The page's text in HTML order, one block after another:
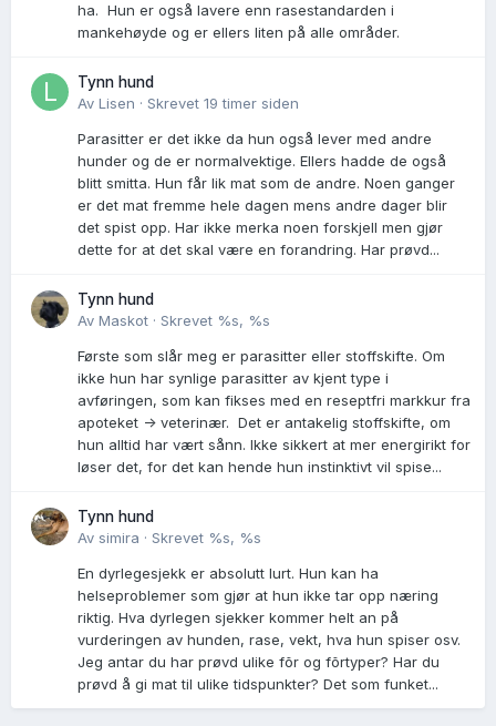
ha. Hun er også lavere enn rasestandarden i
mankehøyde og er ellers liten på alle områder.
Tynn hund
Av Lisen · Skrevet 19 timer siden
Parasitter er det ikke da hun også lever med andre
hunder og de er normalvektige. Ellers hadde de også
blitt smitta. Hun får lik mat som de andre. Noen ganger
er det mat fremme hele dagen mens andre dager blir
det spist opp. Har ikke merka noen forskjell men gjør
dette for at det skal være en forandring. Har prøvd...
Tynn hund
Av Maskot · Skrevet %s, %s
Første som slår meg er parasitter eller stoffskifte. Om
ikke hun har synlige parasitter av kjent type i
avføringen, som kan fikses med en reseptfri markkur fra
apoteket -> veterinær. Det er antakelig stoffskifte, om
hun alltid har vært sånn. Ikke sikkert at mer energirikt for
løser det, for det kan hende hun instinktivt vil spise...
Tynn hund
Av simira · Skrevet %s, %s
En dyrlegesjekk er absolutt lurt. Hun kan ha
helseproblemer som gjør at hun ikke tar opp næring
riktig. Hva dyrlegen sjekker kommer helt an på
vurderingen av hunden, rase, vekt, hva hun spiser osv.
Jeg antar du har prøvd ulike fõr og fõrtyper? Har du
prøvd å gi mat til ulike tidspunkter? Det som funket...